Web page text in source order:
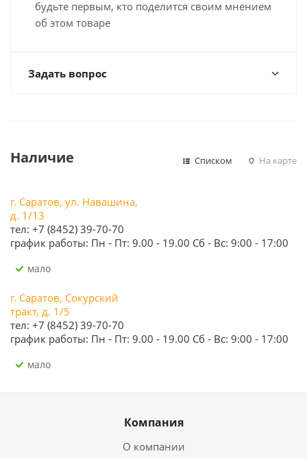
будьте первым, кто поделится своим мнением
об этом товаре
Задать вопрос
Наличие Списком На карте
г. Саратов, ул. Навашина,
д. 1/13
тел: +7 (8452) 39-70-70
график работы: Пн - Пт: 9.00 - 19.00 Сб - Вс: 9:00 - 17:00
Мало
г. Саратов, Сокурский
тракт, д. 1/5
тел: +7 (8452) 39-70-70
график работы: Пн - Пт: 9.00 - 19.00 Сб - Вс: 9:00 - 17:00
Мало
Компания
О компании